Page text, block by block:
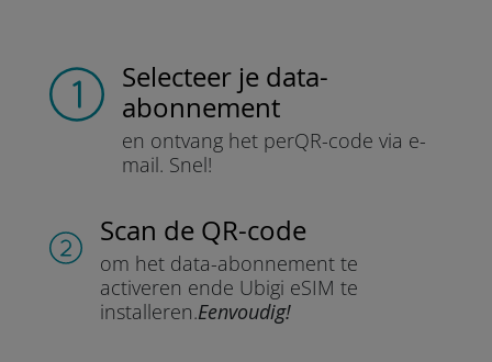
Selecteer je data-
abonnement
en ontvang het perQR-code via e-
mail. Snel!
Scan de QR-code
om het data-abonnement te
activeren ende Ubigi eSIM te
installeren.Eenvoudig!